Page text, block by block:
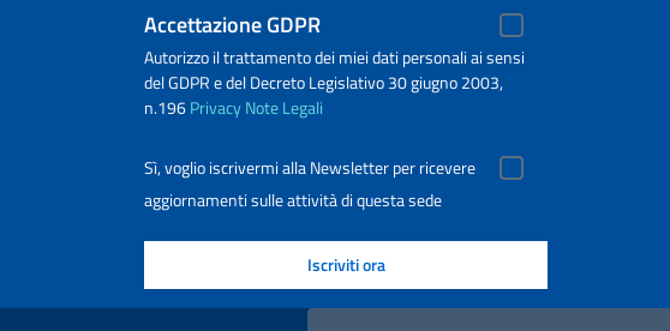
Accettazione GDPR
Autorizzo il trattamento dei miei dati personali ai sensi
del GDPR e del Decreto Legislativo 30 giugno 2003,
n.196PrivacyNote Legali
Sì, voglio iscrivermi alla Newsletter per ricevere
aggiornamenti sulle attività di questa sede